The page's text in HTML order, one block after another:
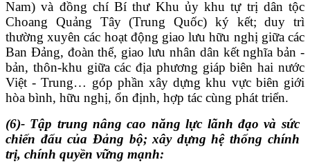
Nam) và đồng chí Bí thư Khu ủy khu tự trị dân tộc
Choang Quảng Tây (Trung Quốc) ký kết; duy trì
thường xuyên các hoạt động giao lưu hữu nghị giữa các
Ban Đảng, đoàn thể, giao lưu nhân dân kết nghĩa bản -
bản, thôn-khu giữa các địa phương giáp biên hai nước
Việt - Trung… góp phần xây dựng khu vực biên giới
hòa bình, hữu nghị, ổn định, hợp tác cùng phát triển.
(6)- Tập trung nâng cao năng lực lãnh đạo và sức
chiến đấu của Đảng bộ; xây dựng hệ thống chính
trị, chính quyền vững mạnh: